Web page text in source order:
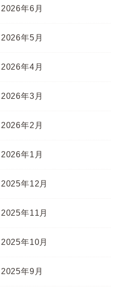
2026年6月
2026年5月
2026年4月
2026年3月
2026年2月
2026年1月
2025年12月
2025年11月
2025年10月
2025年9月